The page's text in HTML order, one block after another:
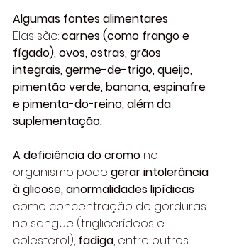
Algumas fontes alimentares
Elas são: carnes (como frango e
fígado), ovos, ostras, grãos
integrais, germe-de-trigo, queijo,
pimentão verde, banana, espinafre
e pimenta-do-reino, além da
suplementação.
A deficiência do cromo no
organismo pode gerar intolerância
à glicose, anormalidades lipídicas
como concentração de gorduras
no sangue (triglicerídeos e
colesterol), fadiga, entre outros.